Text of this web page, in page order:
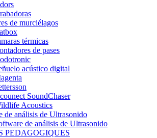
de murciélagos
térmicas
de pases
acústico digital
SoundChaser
Acoustics
de análisis de Ultrasonido
de análisis de Ultrasonido
PEDAGOGIQUES